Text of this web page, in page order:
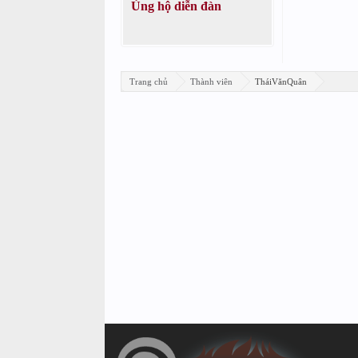
Ủng hộ diễn đàn
Trang chủ Thành viên TháiVănQuân